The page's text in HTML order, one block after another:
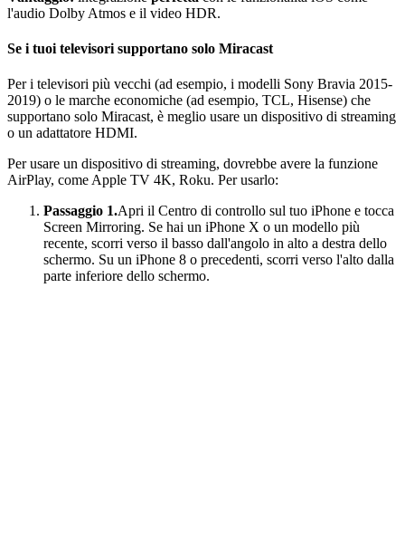
l'audio Dolby Atmos e il video HDR.
Se i tuoi televisori supportano solo Miracast
Per i televisori più vecchi (ad esempio, i modelli Sony Bravia 2015-
2019) o le marche economiche (ad esempio, TCL, Hisense) che
supportano solo Miracast, è meglio usare un dispositivo di streaming
o un adattatore HDMI.
Per usare un dispositivo di streaming, dovrebbe avere la funzione
AirPlay, come Apple TV 4K, Roku. Per usarlo:
Passaggio 1.Apri il Centro di controllo sul tuo iPhone e tocca
Screen Mirroring. Se hai un iPhone X o un modello più
recente, scorri verso il basso dall'angolo in alto a destra dello
schermo. Su un iPhone 8 o precedenti, scorri verso l'alto dalla
parte inferiore dello schermo.